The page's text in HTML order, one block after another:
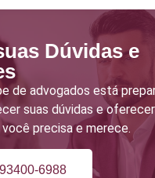
Dúvidas e
de advogados está
suas dúvidas e
precisa e merece.
6988